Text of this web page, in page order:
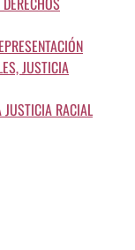
JUSTICIA
JUSTICIA RACIAL